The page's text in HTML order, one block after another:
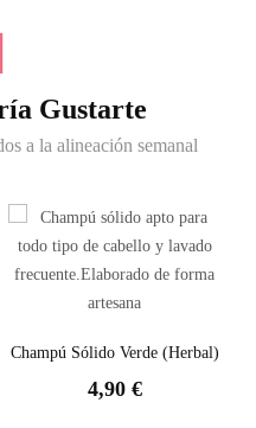
Gustarte
a la alineación semanal
Champú Sólido Verde (herbal)
4,90 €